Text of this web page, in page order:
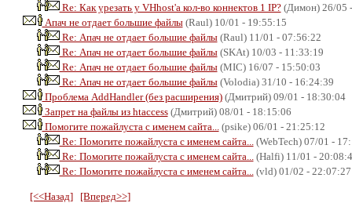
Re: Как урезать у VHhost'а кол-во коннектов 1 IP?(Димон) 26/05
Апач не отдает большие файлы(Raul) 10/01 - 19:55:15
Re: Апач не отдает большие файлы(Raul) 11/01 - 07:56:22
Re: Апач не отдает большие файлы(SKAt) 10/03 - 11:33:19
Re: Апач не отдает большие файлы(MIC) 16/07 - 15:50:03
Re: Апач не отдает большие файлы(Volodia) 31/10 - 16:24:39
Проблема AddHandler (без расширения)(Дмитрий) 09/01 - 18:30:04
Запрет на файлы из htaccess(Дмитрий) 08/01 - 18:15:06
Помогите пожайлуста с именем сайта...
(psike) 06/01 - 21:25:12
Re: Помогите пожайлуста с именем сайта...
(WebTech) 07/01 -
Re: Помогите пожайлуста с именем сайта...
(Halfi) 11/01 -
Re: Помогите пожайлуста с именем сайта...
(vld) 01/02 - 22:07:27
[<<Назад] [Вперед>>]